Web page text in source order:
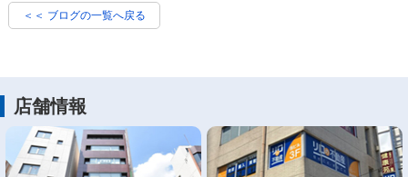
＜＜ ブログの一覧へ戻る
店舗情報